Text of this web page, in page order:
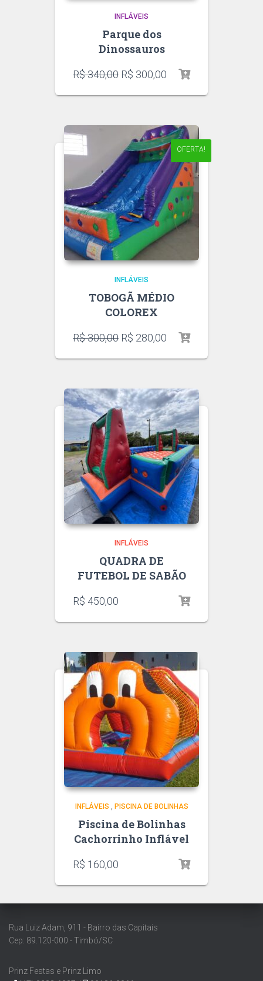
INFLÁVEIS
Parque dos
Dinossauros
R$340,00 R$ 300,00
OFERTA!
INFLÁVEIS
TOBOGÃ MÉDIO
COLOREX
R$300,00 R$ 280,00
INFLÁVEIS
QUADRA DE
FUTEBOL DE SABÃO
R$ 450,00
INFLÁVEIS , PISCINA DE BOLINHAS
Piscina de Bolinhas
Cachorrinho Inflável
R$ 160,00
Rua Luiz Adam, 911 - Bairro das Capitais
Cep: 89.120-000 - Timbó/SC
Prinz Festas e Prinz Limo